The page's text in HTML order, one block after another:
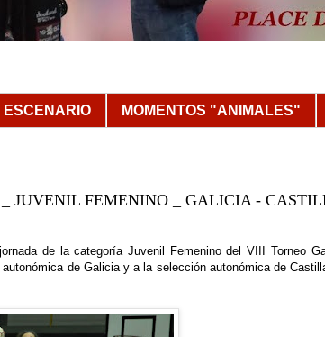
ESCENARIO MOMENTOS "ANIMALES"
JUVENIL FEMENINO _ GALICIA -
de la categoría Juvenil Femenino del VIII Torneo
de Galicia y a la selección autonómica de